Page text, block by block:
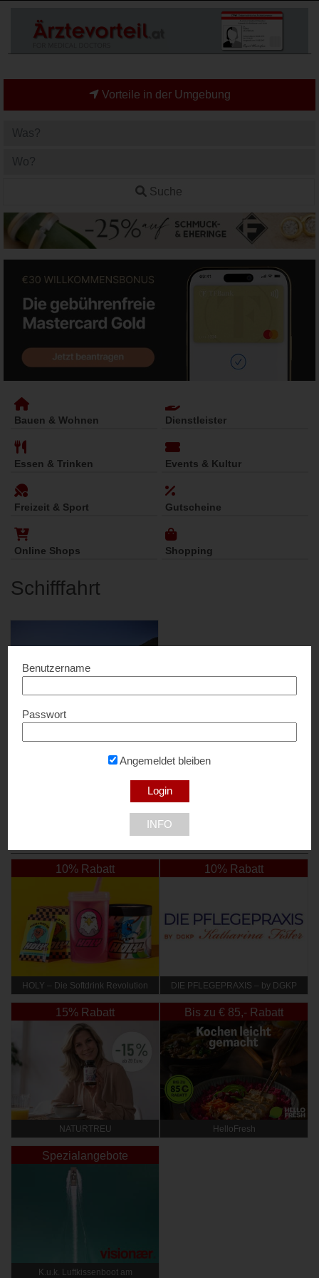
Vorteile in der Umgebung
Suche
Bauen & Wohnen Dienstleister
Essen & Trinken Events & Kultur
Freizeit & Sport Gutscheine
Online Shops Shopping
Schifffahrt
10% Rabatt
HOLY – Die Softdrink Revolution
10% Rabatt
DIE PFLEGEPRAXIS – by DGKP
15% Rabatt
NATURTREU
Bis zu € 85,- Rabatt
HelloFresh
Spezialangebote
K.u.k. Luftkissenboot am
Benutzername
Passwort
Angemeldet bleiben
INFO